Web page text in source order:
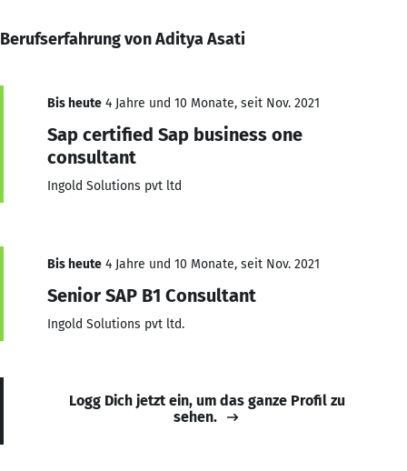
Berufserfahrung von Aditya Asati
Bis heute 4 Jahre und 10 Monate, seit Nov. 2021
Sap certified Sap business one
consultant
Ingold Solutions pvt ltd
Bis heute 4 Jahre und 10 Monate, seit Nov. 2021
Senior SAP B1 Consultant
Ingold Solutions pvt ltd.
Logg Dich jetzt ein, um das ganze Profil zu
sehen.